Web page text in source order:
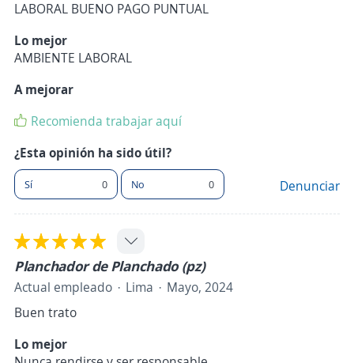
LABORAL BUENO PAGO PUNTUAL
Lo mejor
AMBIENTE LABORAL
A mejorar
Recomienda trabajar aquí
¿Esta opinión ha sido útil?
Sí 0 No 0 Denunciar
Planchador de Planchado (pz)
Actual empleado Lima
Mayo, 2024
Buen trato
Lo mejor